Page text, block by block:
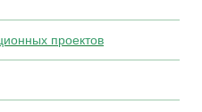
проектов